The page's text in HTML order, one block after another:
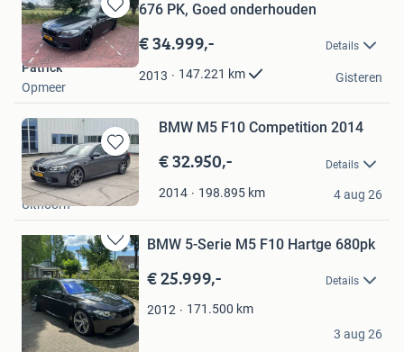
Bewaren
in
Mijn
Favorieten
676 PK, Goed onderhouden
€ 34.999,- Details
2013 147.221 km
Patrick
Opmeer
Gisteren
Bewaren
in
Mijn
Favorieten
BMW M5 F10 Competition 2014
€ 32.950,- Details
2014 198.895 km
Denny
Uithoorn
4 aug 26
Bewaren
in
Mijn
Favorieten
BMW 5-Serie M5 F10 Hartge 680pk
€ 25.999,- Details
2012 171.500 km
Melvin
Eindhoven
3 aug 26